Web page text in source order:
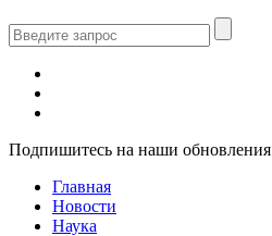
Подпишитесь на наши обновления
Главная
Новости
Наука